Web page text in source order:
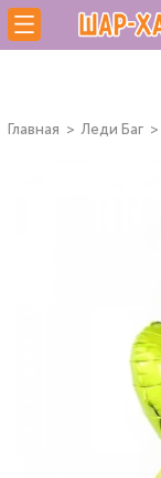
Главная Леди Баг